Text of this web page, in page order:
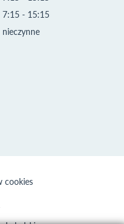
7:15 - 15:15
nieczynne
cookies